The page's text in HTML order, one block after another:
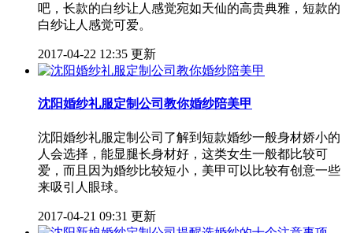
吧，长款的白纱让人感觉宛如天仙的高贵典雅，短款的
白纱让人感觉可爱。
2017-04-22 12:35 更新
沈阳婚纱礼服定制公司教你婚纱陪美甲
沈阳婚纱礼服定制公司了解到短款婚纱一般身材娇小的
人会选择，能显腿长身材好，这类女生一般都比较可
爱，而且因为婚纱比较短小，美甲可以比较有创意一些
来吸引人眼球。
2017-04-21 09:31 更新